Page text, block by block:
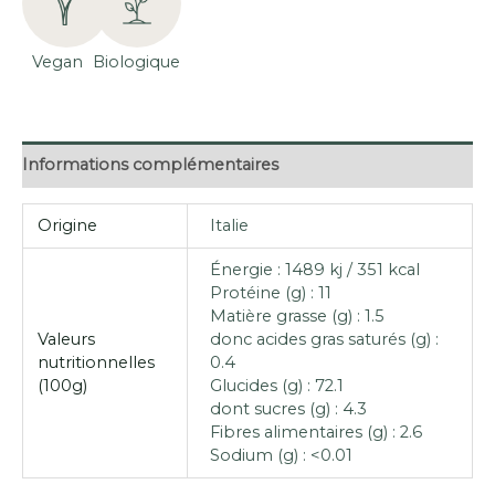
Vegan Biologique
Informations complémentaires
Origine Italie
Valeurs
nutritionnelles
(100g)
Énergie : 1489 kj / 351 kcal
Protéine (g) : 11
Matière grasse (g) : 1.5
donc acides gras saturés (g) :
0.4
Glucides (g) : 72.1
dont sucres (g) : 4.3
Fibres alimentaires (g) : 2.6
Sodium (g) : <0.01